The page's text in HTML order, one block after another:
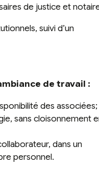
de justice et
suivi d’un
de travail :
des associées;
sans cloisonnement
dans un
personnel.